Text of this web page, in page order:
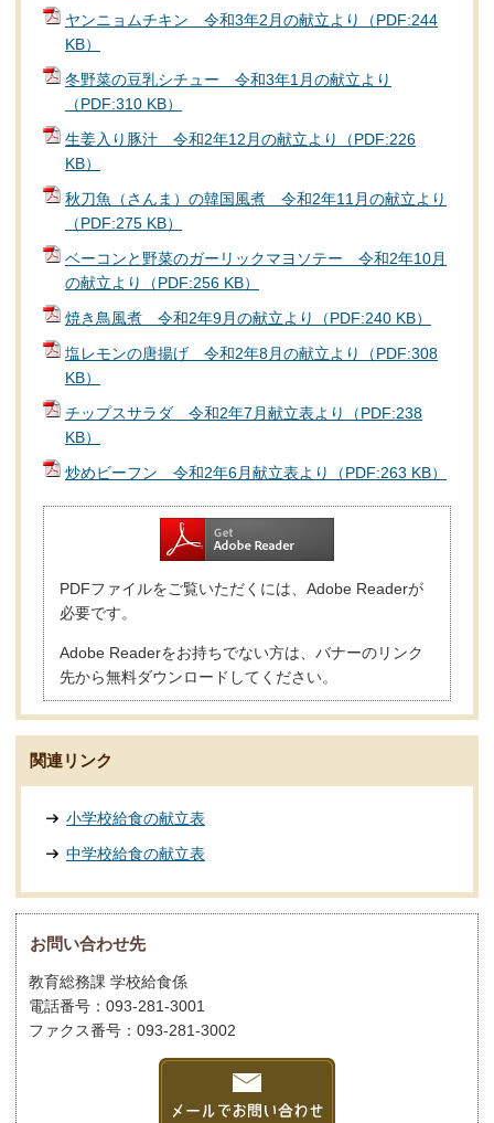
ヤンニョムチキン 令和3年2月の献立より（PDF:244
KB）
冬野菜の豆乳シチュー 令和3年1月の献立より
（PDF:310 KB）
生姜入り豚汁 令和2年12月の献立より（PDF:226
KB）
秋刀魚（さんま）の韓国風煮 令和2年11月の献立より
（PDF:275 KB）
ベーコンと野菜のガーリックマヨソテー 令和2年10月
の献立より（PDF:256 KB）
焼き鳥風煮 令和2年9月の献立より（PDF:240 KB）
塩レモンの唐揚げ 令和2年8月の献立より（PDF:308
KB）
チップスサラダ 令和2年7月献立表より（PDF:238
KB）
炒めビーフン 令和2年6月献立表より（PDF:263 KB）
PDFファイルをご覧いただくには、Adobe Readerが
必要です。
Adobe Readerをお持ちでない方は、バナーのリンク
先から無料ダウンロードしてください。
関連リンク
小学校給食の献立表
中学校給食の献立表
お問い合わせ先
教育総務課 学校給食係
電話番号：093-281-3001
ファクス番号：093-281-3002